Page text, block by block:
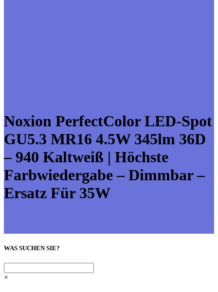
Noxion PerfectColor LED-Spot
GU5.3 MR16 4.5W 345lm 36D
– 940 Kaltweiß | Höchste
Farbwiedergabe – Dimmbar –
Ersatz Für 35W
WAS SUCHEN SIE?
×